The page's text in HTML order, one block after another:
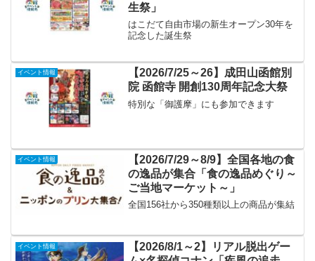
生祭」
はこだて自由市場の新生オープン30年を
記念した誕生祭
イベント情報
【2026/7/25～26】成田山函館別
院 函館寺 開創130周年記念大祭
特別な「御護摩」にも参加できます
イベント情報
【2026/7/29～8/9】全国各地の食
の逸品が集合「食の逸品めぐり～
ご当地マーケット～」
全国156社から350種類以上の商品が集結
イベント情報
【2026/8/1～2】リアル脱出ゲー